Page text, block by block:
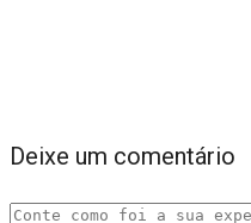
Deixe um comentário